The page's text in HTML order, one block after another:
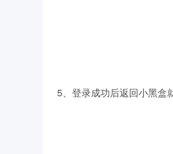
5、登录成功后返回小黑盒